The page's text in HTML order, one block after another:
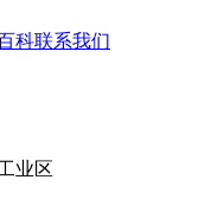
科联系我们
业区